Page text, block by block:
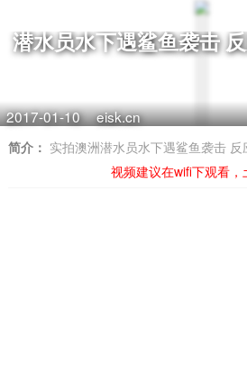
潜水员水下遇鲨鱼袭击
2017-01-10 eisk.cn
简介： 实拍澳洲潜水员水下遇鲨鱼袭击
视频建议在wifi下观看，